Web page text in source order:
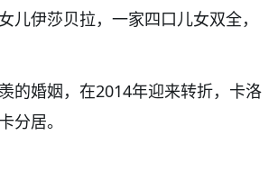
儿伊莎贝拉，一家四口儿女双全，
的婚姻，在2014年迎来转折，卡洛
分居。